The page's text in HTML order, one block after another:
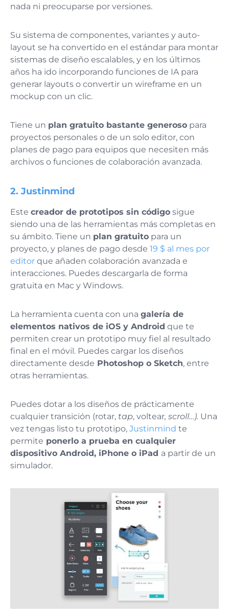
nada ni preocuparse por versiones.
Su sistema de componentes, variantes y auto-
layout se ha convertido en el estándar para montar
sistemas de diseño escalables, y en los últimos
años ha ido incorporando funciones de IA para
generar layouts o convertir un wireframe en un
mockup con un clic.
Tiene un plan gratuito bastante generoso para
proyectos personales o de un solo editor, con
planes de pago para equipos que necesiten más
archivos o funciones de colaboración avanzada.
2. Justinmind
Este creador de prototipos sin código sigue
siendo una de las herramientas más completas en
su ámbito. Tiene un plan gratuito para un
proyecto, y planes de pago desde 19 $ al mes por
editor que añaden colaboración avanzada e
interacciones. Puedes descargarla de forma
gratuita en Mac y Windows.
La herramienta cuenta con una galería de
elementos nativos de iOS y Android que te
permiten crear un prototipo muy fiel al resultado
final en el móvil. Puedes cargar los diseños
directamente desde Photoshop o Sketch, entre
otras herramientas.
Puedes dotar a los diseños de prácticamente
cualquier transición (rotar, tap, voltear, scroll…). Una
vez tengas listo tu prototipo, Justinmind te
permite ponerlo a prueba en cualquier
dispositivo Android, iPhone o iPad a partir de un
simulador.